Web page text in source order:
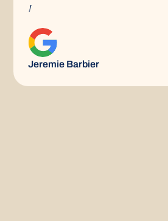
!
Jeremie Barbier